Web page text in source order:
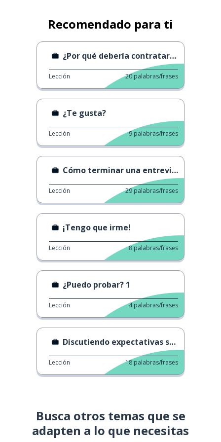
Recomendado para ti
¿Por qué debería contratarte?
Lección 20 palabras/frases
¿Te gusta?
Lección 9 palabras/frases
Cómo terminar una entrevista de trabajo
Lección 29 palabras/frases
¡Tengo que irme!
Lección 8 palabras/frases
¿Puedo probar? 1
Lección 4 palabras/frases
Discutiendo expectativas salariales
Lección 18 palabras/frases
Busca otros temas que se
adapten a lo que necesitas